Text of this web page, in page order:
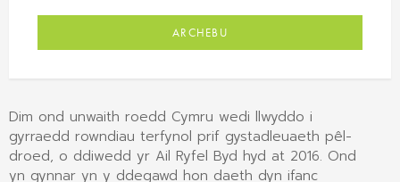
ARCHEBU
Dim ond unwaith roedd Cymru wedi llwyddo i
gyrraedd rowndiau terfynol prif gystadleuaeth pêl-
droed, o ddiwedd yr Ail Ryfel Byd hyd at 2016. Ond
yn gynnar yn y ddegawd hon daeth dyn ifanc